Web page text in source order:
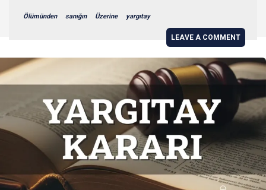
Ölümünden sanığın Üzerine yargıtay
LEAVE A COMMENT